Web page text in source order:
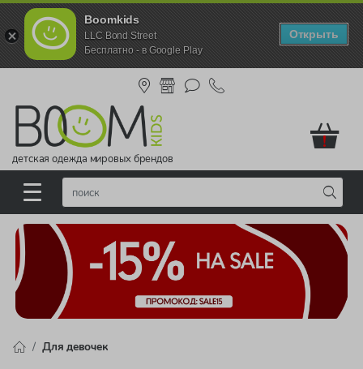
Boomkids
LLC Bond Street
Бесплатно - в Google Play
Открыть
детская одежда мировых брендов
!
Для девочек